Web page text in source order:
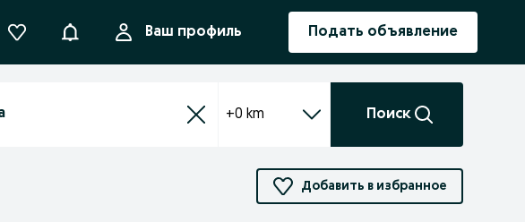
УведомленияВаш профиль Подать объявление
+0 km Поиск
Добавить в избранное